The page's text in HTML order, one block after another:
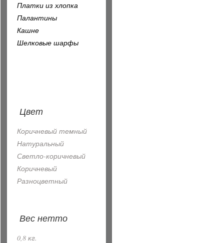
Платки из хлопка
Палантины
Кашне
Шелковые шарфы
Цвет
Коричневый темный
Натуральный
Светло-коричневый
Коричневый
Разноцветный
Вес нетто
0,8 кг.